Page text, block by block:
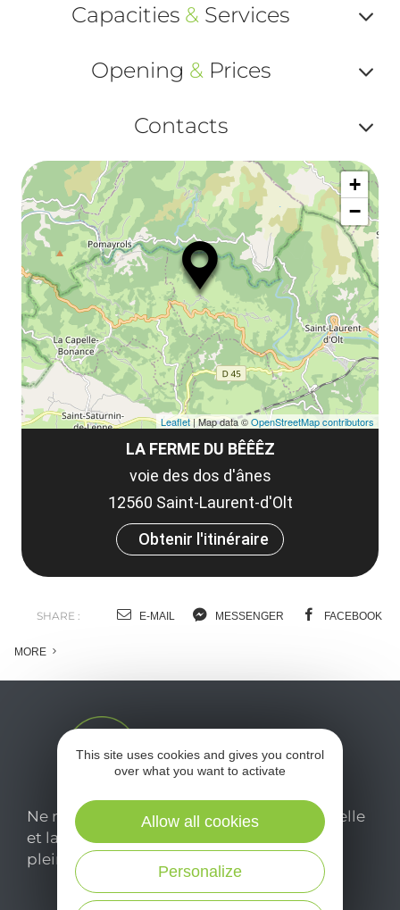
ou
Capacities & Services
ou
Opening & Prices
ou
et
Contacts
ou
LA FERME DU BÊÊÊZ
voie des dos d'ânes
12560 Saint-Laurent-d'Olt
Obtenir l'itinéraire
+
−
Leaflet | Map data ©OpenStreetMap contributors
SHARE : E-MAIL MESSENGER FACEBOOK
MORE
Ne manquez pas notre newsletter mensuelle
et laissez-vous inspirer pour profiter
pleinement de votre séjour en Aveyron.
This site uses cookies and gives you control
over what you want to activate
Personalize
Allow all cookies